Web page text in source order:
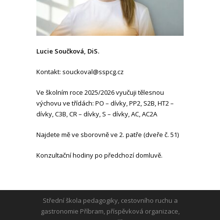
Lucie Součková, DiS.
Kontakt: souckoval@sspcg.cz
Ve školním roce 2025/2026 vyučuji tělesnou
výchovu ve třídách: PO – dívky, PP2, S2B, HT2 –
dívky, C3B, CR – dívky, S – dívky, AC, AC2A
Najdete mě ve sborovně ve 2. patře (dveře č. 51)
Konzultační hodiny po předchozí domluvě.
Střední škola pedagogiky, cestovního ruchu a
gastronomie Příbram, příspěvková organizace,